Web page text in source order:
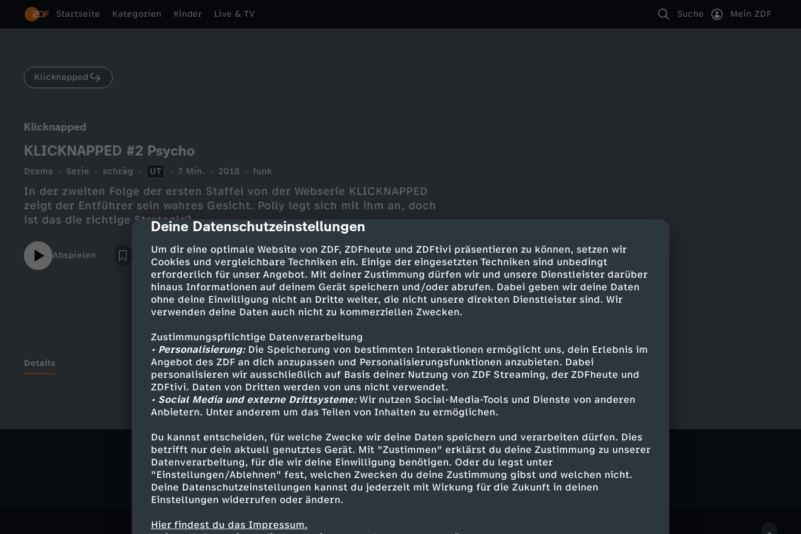
cmp-dialog-description
Deine Datenschutzeinstellungen
Um dir eine optimale Website von ZDF, ZDFheute und ZDFtivi präsentieren zu können, setzen wir
Cookies und vergleichbare Techniken ein. Einige der eingesetzten Techniken sind unbedingt
erforderlich für unser Angebot. Mit deiner Zustimmung dürfen wir und unsere Dienstleister darüber
hinaus Informationen auf deinem Gerät speichern und/oder abrufen. Dabei geben wir deine Daten
ohne deine Einwilligung nicht an Dritte weiter, die nicht unsere direkten Dienstleister sind. Wir
verwenden deine Daten auch nicht zu kommerziellen Zwecken.
Zustimmungspflichtige Datenverarbeitung
• Personalisierung:Die Speicherung von bestimmten Interaktionen ermöglicht uns, dein Erlebnis im
Angebot des ZDF an dich anzupassen und Personalisierungsfunktionen anzubieten. Dabei
personalisieren wir ausschließlich auf Basis deiner Nutzung von ZDF Streaming, der ZDFheute und
ZDFtivi. Daten von Dritten werden von uns nicht verwendet.
• Social Media und externe Drittsysteme:Wir nutzen Social-Media-Tools und Dienste von anderen
Anbietern. Unter anderem um das Teilen von Inhalten zu ermöglichen.
Du kannst entscheiden, für welche Zwecke wir deine Daten speichern und verarbeiten dürfen. Dies
betrifft nur dein aktuell genutztes Gerät. Mit "Zustimmen" erklärst du deine Zustimmung zu unserer
Datenverarbeitung, für die wir deine Einwilligung benötigen. Oder du legst unter
"Einstellungen/Ablehnen" fest, welchen Zwecken du deine Zustimmung gibst und welchen nicht.
Deine Datenschutzeinstellungen kannst du jederzeit mit Wirkung für die Zukunft in deinen
Einstellungen widerrufen oder ändern.
Hier findest du das Impressum.
Startseite Kategorien Kinder Live & TV Suche Mein ZDF
Klicknapped
Klicknapped
KLICKNAPPED #2 Psycho
Drama Serie schräg UT 7 Min. 2018 funk
In der zweiten Folge der ersten Staffel von der Webserie KLICKNAPPED
zeigt der Entführer sein wahres Gesicht. Polly legt sich mit ihm an, doch
ist das die richtige Strategie?
Abspielen
Details
Ähnliche Inhalte entdecken
Drama Serie schräg Untertitel Klicknapped